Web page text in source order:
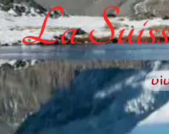
La